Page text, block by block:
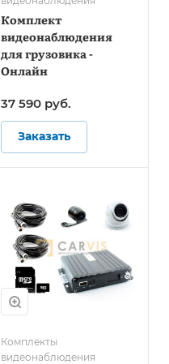
Комплект
видеонаблюдения
для грузовика -
Онлайн
37 590 руб.
Заказать
Комплекты
видеонаблюдения